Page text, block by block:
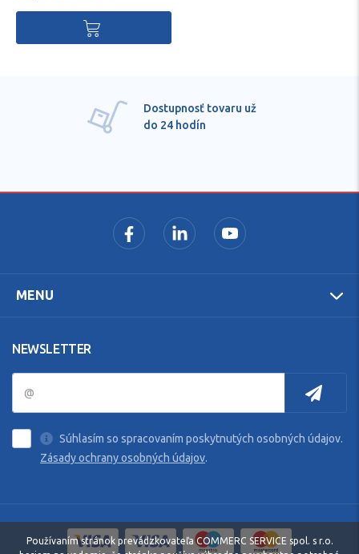
Dostupnosť tovaru už
do 24 hodín
MENU
NEWSLETTER
Súhlasím so spracovaním poskytnutých osobných údajov.
Zásady ochrany osobných údajov.
Používaním stránok prevádzkovateľa COMMERC SERVICE spol. s r.o.